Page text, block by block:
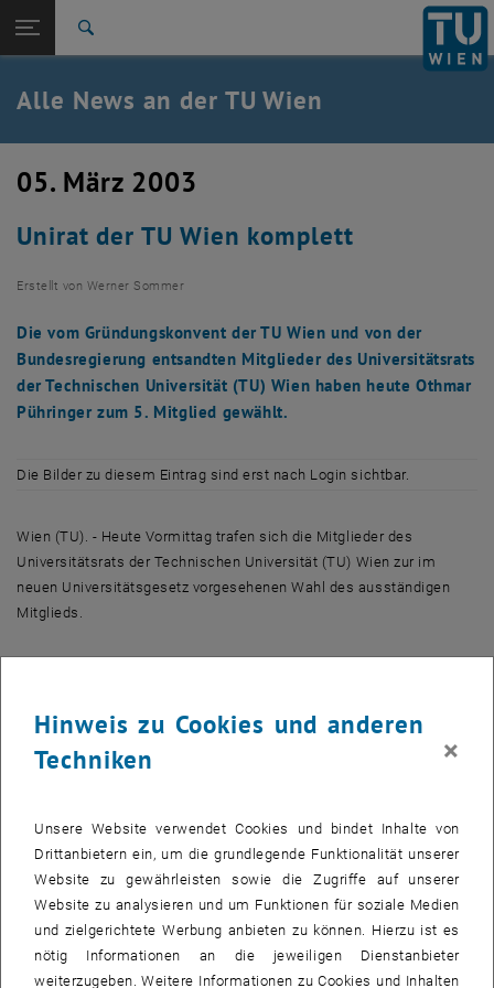
TU Login
Quicklinks
Quicklinks-Menü umschalten
Studium
Karriere
Zurück: Subseiten von TU Wien Startseite auflisten
Zurück zur letzten Ebene:
TU Wien Startseite
Übersicht
Alle News an der TU Wien
05. März 2003
Unirat der TU Wien komplett
Erstellt von Werner Sommer
Die vom Gründungskonvent der TU Wien und von der
Bundesregierung entsandten Mitglieder des Universitätsrats
der Technischen Universität (TU) Wien haben heute Othmar
Pühringer zum 5. Mitglied gewählt.
Die Bilder zu diesem Eintrag sind erst nach Login sichtbar.
Wien (TU). - Heute Vormittag trafen sich die Mitglieder des
Universitätsrats der Technischen Universität (TU) Wien zur im
neuen Universitätsgesetz vorgesehenen Wahl des ausständigen
Mitglieds.
DI Dr. Boris Nemsic (CEO mobilkom),
Dkfm. Dr. Siegfried Sellitsch (GD a.D. Wr. Städtische),
seit 1999 Vorsitzender des Universitätsbeirates (nach UOG´93) der
Zur Person:
Hinweis zu Cookies und anderen
Techniken
×
Unsere Website verwendet Cookies und bindet Inhalte von
Drittanbietern ein, um die grundlegende Funktionalität unserer
Website zu gewährleisten sowie die Zugriffe auf unserer
Website zu analysieren und um Funktionen für soziale Medien
und zielgerichtete Werbung anbieten zu können. Hierzu ist es
nötig Informationen an die jeweiligen Dienstanbieter
weiterzugeben. Weitere Informationen zu Cookies und Inhalten